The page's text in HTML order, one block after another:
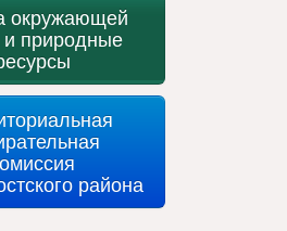
окружающей
природные
района